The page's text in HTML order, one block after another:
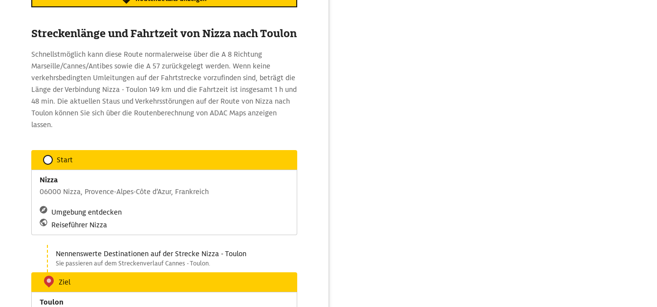
Streckenlänge und Fahrtzeit von Nizza nach Toulon
Schnellstmöglich kann diese Route normalerweise über die A 8 Richtung
Marseille/Cannes/Antibes sowie die A 57 zurückgelegt werden. Wenn keine
verkehrsbedingten Umleitungen auf der Fahrtstrecke vorzufinden sind, beträgt die
Länge der Verbindung Nizza - Toulon 149 km und die Fahrtzeit ist insgesamt 1 h und
48 min. Die aktuellen Staus und Verkehrsstörungen auf der Route von Nizza nach
Toulon können Sie sich über die Routenberechnung von ADAC Maps anzeigen
lassen.
Start
Nizza
06000 Nizza, Provence-Alpes-Côte d’Azur, Frankreich
Umgebung entdecken
Reiseführer Nizza
Nennenswerte Destinationen auf der Strecke Nizza - Toulon
Sie passieren auf dem Streckenverlauf Cannes - Toulon.
Ziel
Toulon